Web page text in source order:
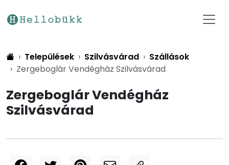
Települések Szilvásvárad
Szállások
Zergeboglár Vendégház Szilvásvárad
Zergeboglár Vendégház
Szilvásvárad